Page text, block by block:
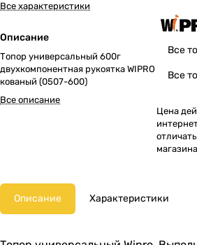
Все характеристики
Описание
Топор универсальный 600г
двухкомпонентная рукоятка WIPRO
кованый (0507-600)
Все описание
Все
Все
Цена
Описание Характеристики